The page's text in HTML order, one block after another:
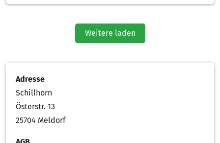
Adresse
Schillhorn
Österstr. 13
25704 Meldorf
Weitere laden